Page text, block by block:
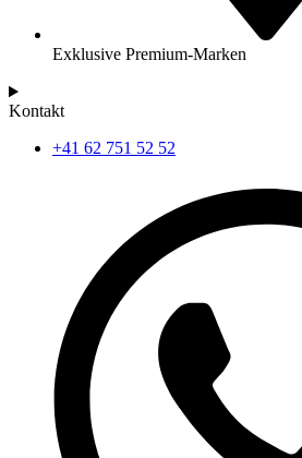
Exklusive Premium-Marken
Kontakt
+41 62 751 52 52